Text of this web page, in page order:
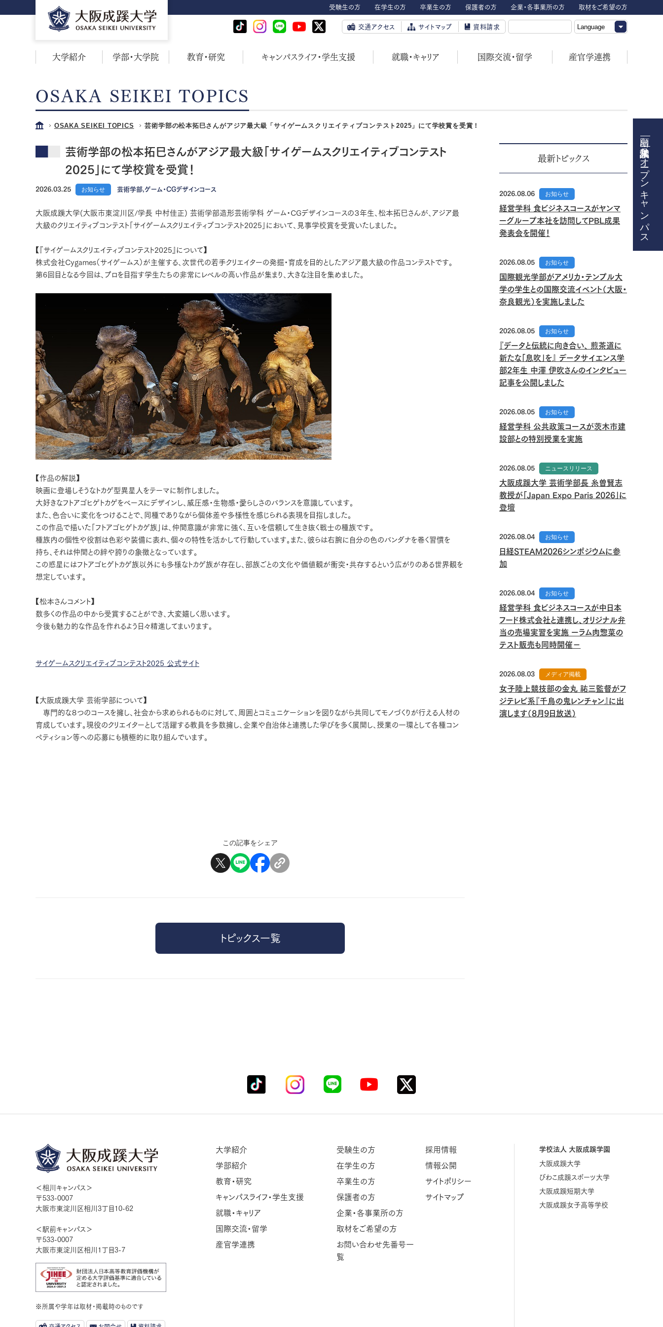
受験生の方 在学生の方 卒業生の方 保護者の方 企業・各事業所の方 取材をご希望の方
大学紹介 学部・大学院 教育・研究 キャンパスライフ・学生支援 就職・キャリア 国際交流・留学 産官学連携
交通アクセス サイトマップ 資料請求
オープンキャンパス
OSAKA SEIKEI TOPICS
OSAKA SEIKEI TOPICS 芸術学部の松本拓巳さんがアジア最大級「サイゲームスクリエイティブコンテスト2025」にて学校賞を受賞！
芸術学部の松本拓巳さんがアジア最大級「サイゲームスクリエイティブコンテスト
2025」にて学校賞を受賞！
2026.03.25 お知らせ 芸術学部,ゲーム・CGデザインコース
大阪成蹊大学(大阪市東淀川区/学長 中村佳正) 芸術学部造形芸術学科 ゲーム・CGデザインコースの３年生、松本拓巳さんが、アジア最
大級のクリエイティブコンテスト「サイゲームスクリエイティブコンテスト2025」において、見事学校賞を受賞いたしました。
【『サイゲームスクリエイティブコンテスト2025』について】
株式会社Cygames（サイゲームス）が主催する、次世代の若手クリエイターの発掘・育成を目的としたアジア最大級の作品コンテストです。
第6回目となる今回は、プロを目指す学生たちの非常にレベルの高い作品が集まり、大きな注目を集めました。
【作品の解説】
映画に登場しそうなトカゲ型異星人をテーマに制作しました。
大好きなフトアゴヒゲトカゲをベースにデザインし、威圧感・生物感・愛らしさのバランスを意識しています。
また、色合いに変化をつけることで、同種でありながら個体差や多様性を感じられる表現を目指しました。
この作品で描いた「フトアゴヒゲトカゲ族」は、仲間意識が非常に強く、互いを信頼して生き抜く戦士の種族です。
種族内の個性や役割は色彩や装備に表れ、個々の特性を活かして行動しています。また、彼らは右腕に自分の色のバンダナを巻く習慣を
持ち、それは仲間との絆や誇りの象徴となっています。
この惑星にはフトアゴヒゲトカゲ族以外にも多様なトカゲ族が存在し、部族ごとの文化や価値観が衝突・共存するという広がりのある世界観を
想定しています。
【松本さんコメント】
数多くの作品の中から受賞することができ、大変嬉しく思います。
今後も魅力的な作品を作れるよう日々精進してまいります。
サイゲームスクリエイティブコンテスト2025 公式サイト
【大阪成蹊大学 芸術学部について】
専門的な８つのコースを擁し、社会から求められるものに対して、周囲とコミュニケーションを図りながら共同してモノづくりが行える人材の
育成しています。現役のクリエイターとして活躍する教員を多数擁し、企業や自治体と連携した学びを多く展開し、授業の一環として各種コン
ペティション等への応募にも積極的に取り組んでいます。
この記事をシェア
トピックス一覧
最新トピックス
2026.08.06 お知らせ
経営学科 食ビジネスコースがヤンマ
ーグループ本社を訪問してPBL成果
発表会を開催！
2026.08.05 お知らせ
国際観光学部がアメリカ・テンプル大
学の学生との国際交流イベント（大阪・
奈良観光）を実施しました
2026.08.05 お知らせ
『データと伝統に向き合い、 煎茶道に
新たな「息吹」を』 データサイエンス学
部2年生 中澤 伊吹さんのインタビュー
記事を公開しました
2026.08.05 お知らせ
経営学科 公共政策コースが茨木市建
設部との特別授業を実施
2026.08.05 ニュースリリース
大阪成蹊大学 芸術学部長 糸曽賢志
教授が「Japan Expo Paris 2026」に
登壇
2026.08.04 お知らせ
日経STEAM2026シンポジウムに参
加
2026.08.04 お知らせ
経営学科 食ビジネスコースが中日本
フード株式会社と連携し、オリジナル弁
当の売場実習を実施 ーラム肉惣菜の
テスト販売も同時開催－
2026.08.03 メディア掲載
女子陸上競技部の金丸 祐三監督がフ
ジテレビ系『千鳥の鬼レンチャン』に出
演します（8月9日放送）
＜相川キャンパス＞
〒533-0007
大阪市東淀川区相川3丁目10-62
＜駅前キャンパス＞
〒533-0007
大阪市東淀川区相川1丁目3-7
※所属や学年は取材・掲載時のものです
大学紹介
学部紹介
教育・研究
キャンパスライフ・学生支援
就職・キャリア
国際交流・留学
産官学連携
受験生の方
在学生の方
卒業生の方
保護者の方
企業・各事業所の方
取材をご希望の方
お問い合わせ先番号一
覧
採用情報
情報公開
サイトポリシー
サイトマップ
学校法人 大阪成蹊学園
大阪成蹊大学
びわこ成蹊スポーツ大学
大阪成蹊短期大学
大阪成蹊女子高等学校